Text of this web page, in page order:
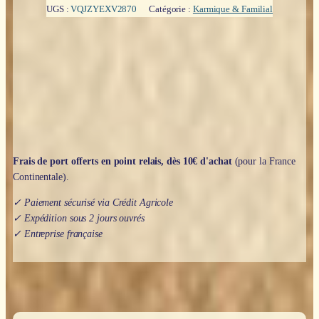
UGS :VQJZYEXV2870 Catégorie : Karmique & Familial
Frais de port offerts en point relais, dès 10€ d'achat(pour la France
Continentale).
✓ Paiement sécurisé via Crédit Agricole
✓ Expédition sous 2 jours ouvrés
✓ Entreprise française